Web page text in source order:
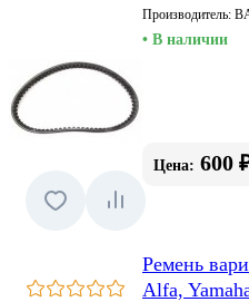
Производитель:
• В наличии
Цена: 600
Ремень
Alfa,